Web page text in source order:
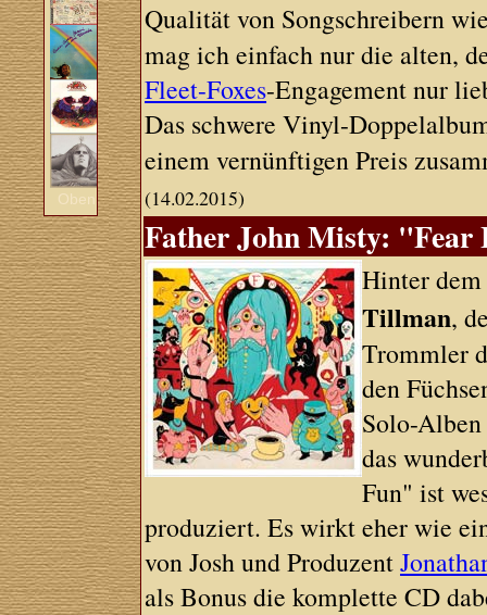
Oben
Qualität von Songschreibern
mag ich einfach nur die alten,
Fleet-Foxes-Engagement nur
Das schwere Vinyl-
einem vernünftigen Preis
(14.02.2015)
Father John Misty:
Hinter
Tillman,
Trommler
den
Solo-
das
Fun" ist
produziert. Es wirkt eher wie
von Josh und Produzent
als Bonus die komplette CD